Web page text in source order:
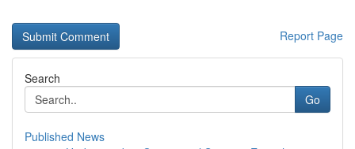
Report Page
Search
Go
Published News